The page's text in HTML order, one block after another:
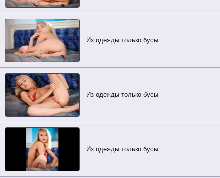
Из одежды только бусы
Из одежды только бусы
Из одежды только бусы